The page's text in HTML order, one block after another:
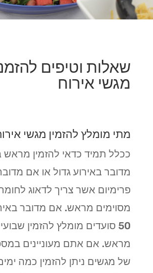
שאלות וטיפים
מגשי אירוח
מתי מומלץ להזמין מגשי
ככלל תמיד כדאי להזמין
מדובר באירוע גדול או אם
פרימיום אשר צריך לדאוג
מסוימים מראש. אם מדובר
50 סועדים מומלץ להזמין
מראש. אם אתם מעוניינים
של מגשים ניתן להזמין כמה